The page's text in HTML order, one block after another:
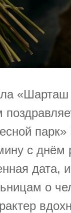
с днём
дата,
о